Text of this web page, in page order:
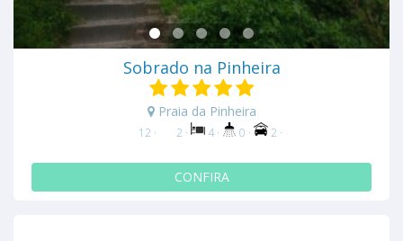
Sobrado na Pinheira
Praia da Pinheira
12 · 2 · 4 · 0 · 2 ·
CONFIRA